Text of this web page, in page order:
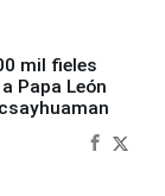
mil fieles
Papa León